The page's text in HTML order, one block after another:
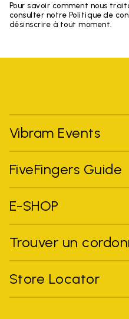
Pour savoir comment nous
consulter notre Politique de
désinscrire à tout moment.
Vibram Events
FiveFingers Guide
E-SHOP
Trouver un
Store Locator